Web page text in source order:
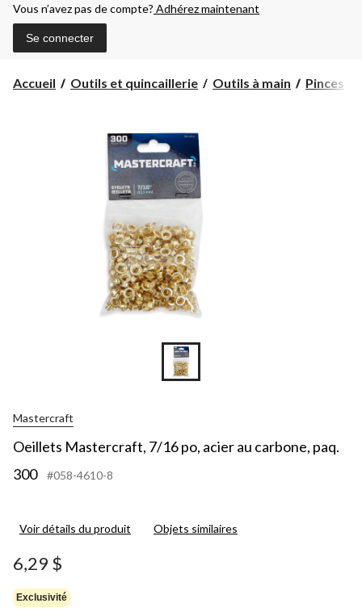
Vous n’avez pas de compte? Adhérez maintenant
Se connecter
Accueil Outils et quincaillerie Outils à main Pinces
Mastercraft
Oeillets Mastercraft, 7/16 po, acier au carbone, paq.
300
#058-4610-8
Voir détails du produit Objets similaires
6,29 $
Exclusivité